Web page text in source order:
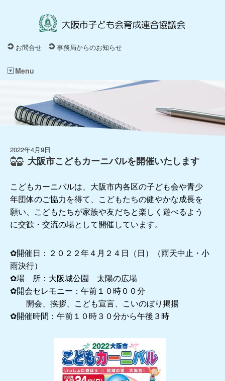
お問合せ 事務局からのお知らせ
Menu
2022年4月9日
大阪市こどもカーニバルを開催いたします
こどもカーニバルは、大阪市内各区の子ども会や青少
年団体のご協力を得て、こどもたちの健やかな成長を
願い、こどもたちが家族や友だちと楽しく遊べるよう
に交歓・交流の場として開催しています。
✿開催日：２０２２年４月２４日（日）（雨天中止・小
雨決行）
✿場 所：大阪城公園 太陽の広場
✿開会セレモニー：午前１０時００分
開会、挨拶、こども宣言、こいのぼり掲揚
✿開催時間：午前１０時３０分から午後３時